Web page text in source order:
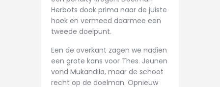
Herbots dook prima naar de juiste
hoek en vermeed daarmee een
tweede doelpunt.
Een de overkant zagen we nadien
een grote kans voor Thes. Jeunen
vond Mukandila, maar de schoot
recht op de doelman. Opnieuw